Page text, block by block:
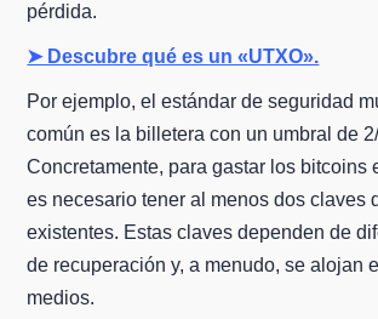
pérdida.
➤ Descubre qué es un «UTXO».
Por ejemplo, el estándar de seguridad
común es la billetera con un umbral de
Concretamente, para gastar los bitcoins
es necesario tener al menos dos claves
existentes. Estas claves dependen de
de recuperación y, a menudo, se alojan
medios.